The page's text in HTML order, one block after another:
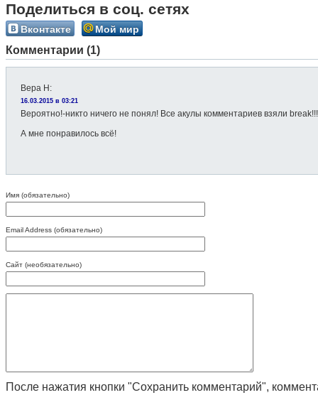
Поделиться в соц. сетях
Вконтакте Мой мир
Комментарии (1)
Вера Н :
16.03.2015 в 03:21
Вероятно!-никто ничего не понял! Все акулы комментариев взяли
А мне понравилось всё!
Имя (обязательно)
Email Address (обязательно)
Сайт (необязательно)
После нажатия кнопки "Сохранить комментарий",